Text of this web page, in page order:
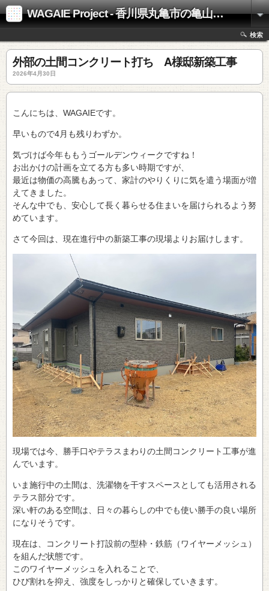
WAGAIE Project - 香川県丸亀市の亀山工務店
検索
外部の土間コンクリート打ち A様邸新築工事
2026年4月30日
こんにちは、WAGAIEです。
早いもので4月も残りわずか。
気づけば今年ももうゴールデンウィークですね！
お出かけの計画を立てる方も多い時期ですが、
最近は物価の高騰もあって、家計のやりくりに気を遣う場面が増
えてきました。
そんな中でも、安心して長く暮らせる住まいを届けられるよう努
めています。
さて今回は、現在進行中の新築工事の現場よりお届けします。
現場では今、勝手口やテラスまわりの土間コンクリート工事が進
んでいます。
いま施行中の土間は、洗濯物を干すスペースとしても活用される
テラス部分です。
深い軒のある空間は、日々の暮らしの中でも使い勝手の良い場所
になりそうです。
現在は、コンクリート打設前の型枠・鉄筋（ワイヤーメッシュ）
を組んだ状態です。
このワイヤーメッシュを入れることで、
ひび割れを抑え、強度をしっかりと確保していきます。